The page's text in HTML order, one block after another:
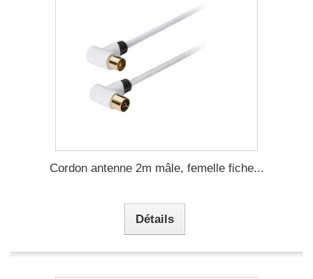
Cordon antenne 2m mâle, femelle fiche...
Détails